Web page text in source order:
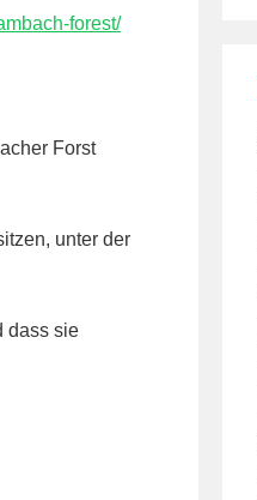
forest/
Forst
unter der
dass sie